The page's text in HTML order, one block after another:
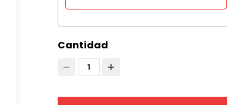
Cantidad
1